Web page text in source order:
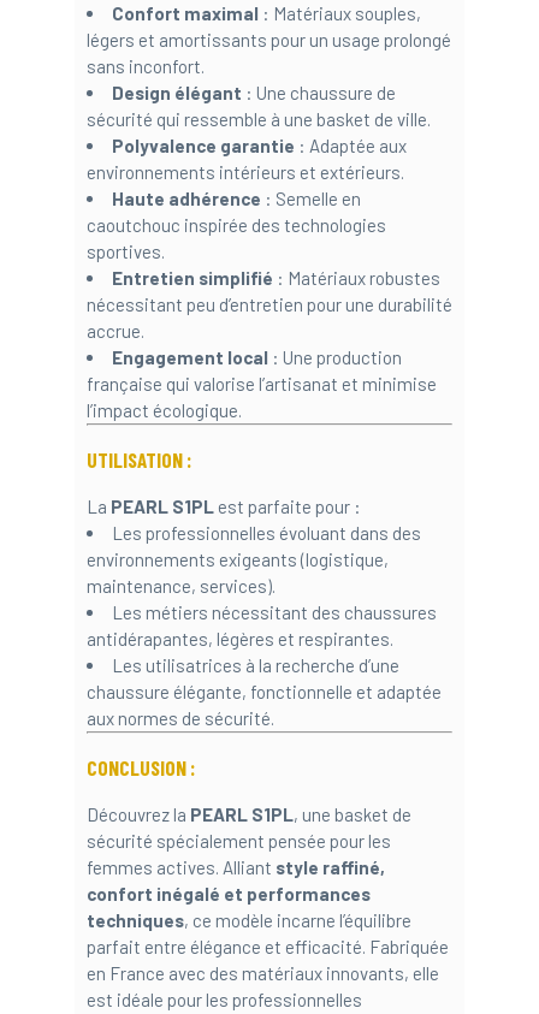
Confort maximal : Matériaux souples,
légers et amortissants pour un usage prolongé
sans inconfort.
Design élégant : Une chaussure de
sécurité qui ressemble à une basket de ville.
Polyvalence garantie : Adaptée aux
environnements intérieurs et extérieurs.
Haute adhérence : Semelle en
caoutchouc inspirée des technologies
sportives.
Entretien simplifié : Matériaux robustes
nécessitant peu d’entretien pour une durabilité
accrue.
Engagement local : Une production
française qui valorise l’artisanat et minimise
l’impact écologique.
UTILISATION :
La PEARL S1PLest parfaite pour :
Les professionnelles évoluant dans des
environnements exigeants (logistique,
maintenance, services).
Les métiers nécessitant des chaussures
antidérapantes, légères et respirantes.
Les utilisatrices à la recherche d’une
chaussure élégante, fonctionnelle et adaptée
aux normes de sécurité.
CONCLUSION :
Découvrez la PEARL S1PL, une basket de
sécurité spécialement pensée pour les
femmes actives. Alliant style raffiné,
confort inégalé et performances
techniques, ce modèle incarne l’équilibre
parfait entre élégance et efficacité. Fabriquée
en France avec des matériaux innovants, elle
est idéale pour les professionnelles